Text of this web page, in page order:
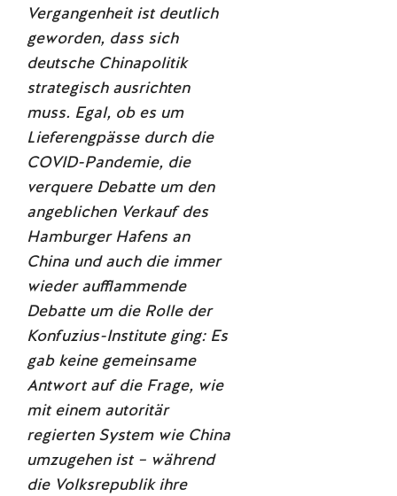
Vergangenheit ist deutlich
geworden, dass sich
deutsche Chinapolitik
strategisch ausrichten
muss. Egal, ob es um
Lieferengpässe durch die
COVID-Pandemie, die
verquere Debatte um den
angeblichen Verkauf des
Hamburger Hafens an
China und auch die immer
wieder aufflammende
Debatte um die Rolle der
Konfuzius-Institute ging: Es
gab keine gemeinsame
Antwort auf die Frage, wie
mit einem autoritär
regierten System wie China
umzugehen ist – während
die Volksrepublik ihre